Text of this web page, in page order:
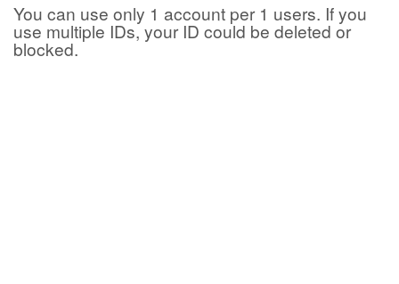
You can use only 1 account per 1 users. If you
use multiple IDs, your ID could be deleted or
blocked.